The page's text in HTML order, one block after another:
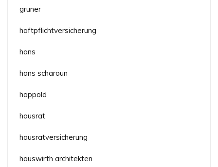
gruner
haftpflichtversicherung
hans
hans scharoun
happold
hausrat
hausratversicherung
hauswirth architekten